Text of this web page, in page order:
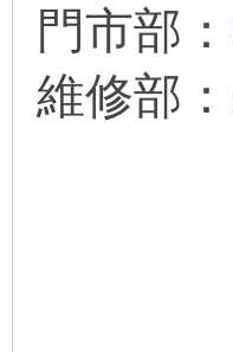
門市部：
維修部：